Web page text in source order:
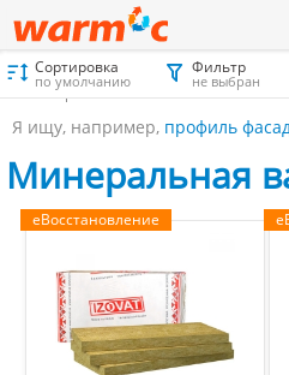
Материалы для утепления Каталог
Минеральная вата
Я ищу, например, профиль
Сортировка
по умолчанию
Фильтр
не выбран
Минеральная
еВосстановление